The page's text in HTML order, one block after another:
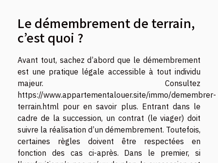
Le démembrement de terrain,
c’est quoi ?
Avant tout, sachez d’abord que le démembrement
est une pratique légale accessible à tout individu
majeur. Consultez
https://www.appartementalouer.site/immo/demembrer-
terrain.html pour en savoir plus. Entrant dans le
cadre de la succession, un contrat (le viager) doit
suivre la réalisation d’un démembrement. Toutefois,
certaines règles doivent être respectées en
fonction des cas ci-après. Dans le premier, si